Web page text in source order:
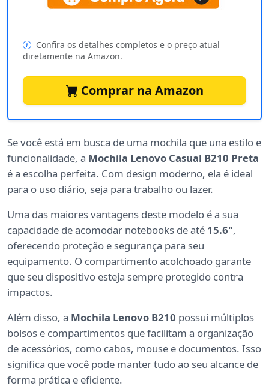
Confira os detalhes completos e o preço atual
diretamente na Amazon.
Comprar na Amazon
Se você está em busca de uma mochila que una estilo e
funcionalidade, a Mochila Lenovo Casual B210 Preta
é a escolha perfeita. Com design moderno, ela é ideal
para o uso diário, seja para trabalho ou lazer.
Uma das maiores vantagens deste modelo é a sua
capacidade de acomodar notebooks de até 15.6",
oferecendo proteção e segurança para seu
equipamento. O compartimento acolchoado garante
que seu dispositivo esteja sempre protegido contra
impactos.
Além disso, a Mochila Lenovo B210 possui múltiplos
bolsos e compartimentos que facilitam a organização
de acessórios, como cabos, mouse e documentos. Isso
significa que você pode manter tudo ao seu alcance de
forma prática e eficiente.